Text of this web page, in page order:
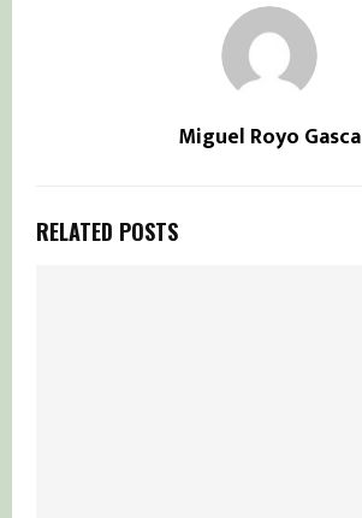
Miguel Royo Gasca
RELATED POSTS